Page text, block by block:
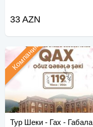
33 AZN
Тур Шеки - Гах - Габала
Компания